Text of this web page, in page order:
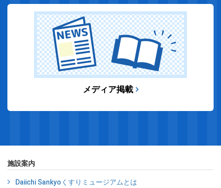
メディア掲載
施設案内
Daiichi Sankyoくすりミュージアムとは